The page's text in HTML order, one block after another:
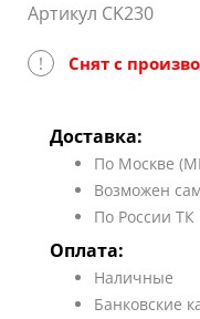
КартаАртикул CK230
! Снят с
Доставка:
По Москве
Возможен
По России ТК
Оплата:
Наличные
Банковские